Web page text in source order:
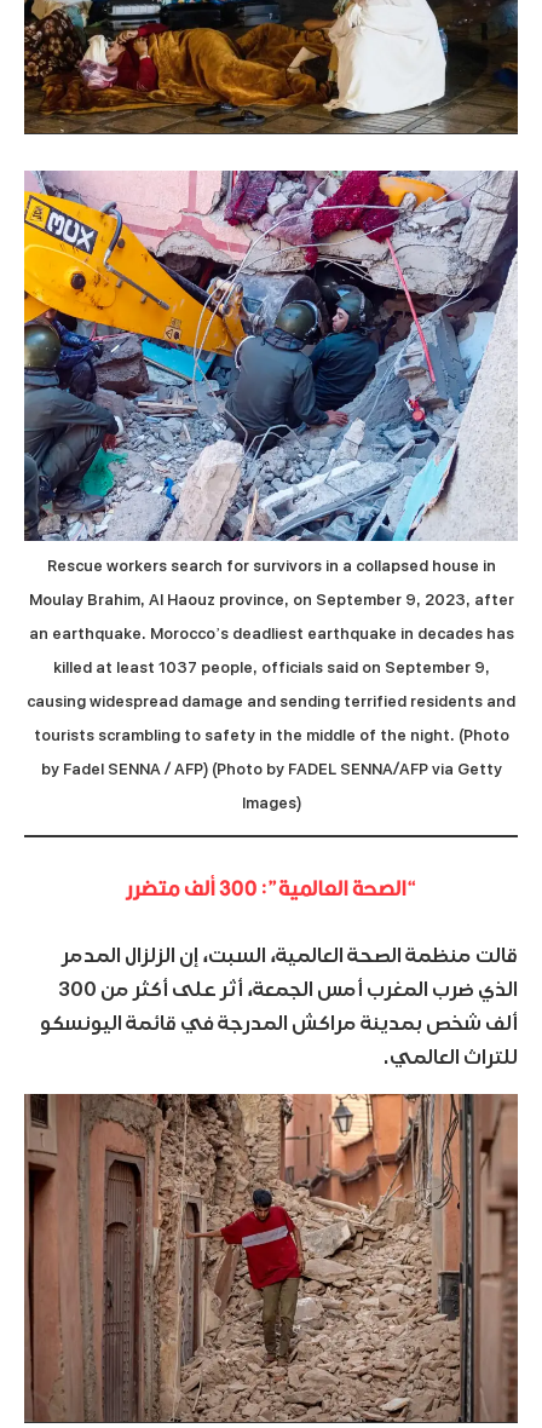
Rescue workers search for survivors in a collapsed house in
Moulay Brahim, Al Haouz province, on September 9, 2023, after
an earthquake. Morocco’s deadliest earthquake in decades has
killed at least 1037 people, officials said on September 9,
causing widespread damage and sending terrified residents and
tourists scrambling to safety in the middle of the night. (Photo
by Fadel SENNA / AFP) (Photo by FADEL SENNA/AFP via Getty
Images)
“الصحة العالمية”: 300 ألف متضرر
قالت منظمة الصحة العالمية، السبت، إن الزلزال المدمر
الذي ضرب المغرب أمس الجمعة، أثر على أكثر من 300
ألف شخص بمدينة مراكش المدرجة في قائمة اليونسكو
للتراث العالمي.